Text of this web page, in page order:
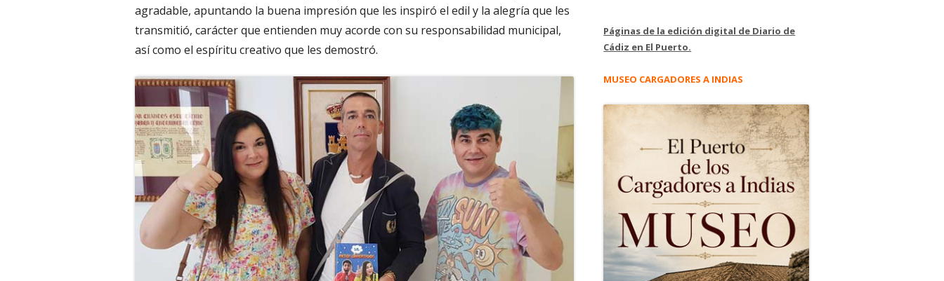
agradable, apuntando la buena impresión que les inspiró el edil y la alegría que les
transmitió, carácter que entienden muy acorde con su responsabilidad municipal,
así como el espíritu creativo que les demostró.
Páginas de la edición digital de Diario de
Cádiz en El Puerto.
MUSEO CARGADORES A INDIAS